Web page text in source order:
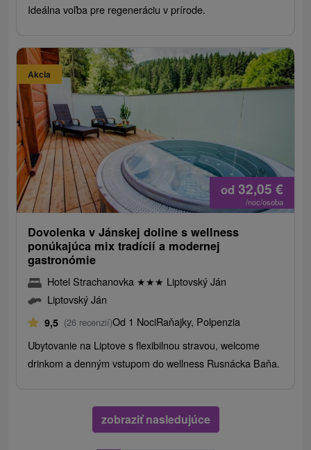
Ideálna voľba pre regeneráciu v prírode.
Akcia
od 32,05 €
/noc/osoba
Dovolenka v Jánskej doline s wellness
ponúkajúca mix tradícií a modernej
gastronómie
Hotel Strachanovka ★★★ Liptovský Ján
Liptovský Ján
9,5 (26 recenzií)Od 1 NociRaňajky, Polpenzia
Ubytovanie na Liptove s flexibilnou stravou, welcome
drinkom a denným vstupom do wellness Rusnácka Baňa.
zobraziť nasledujúce